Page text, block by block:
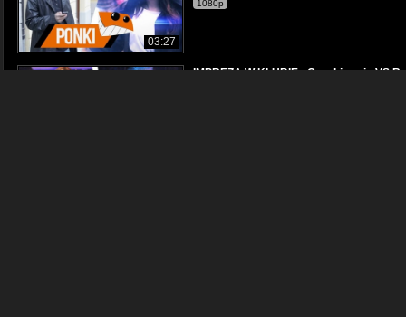
03:27
1080p
IMPREZA W KLUBIE - Oczekiwania VS